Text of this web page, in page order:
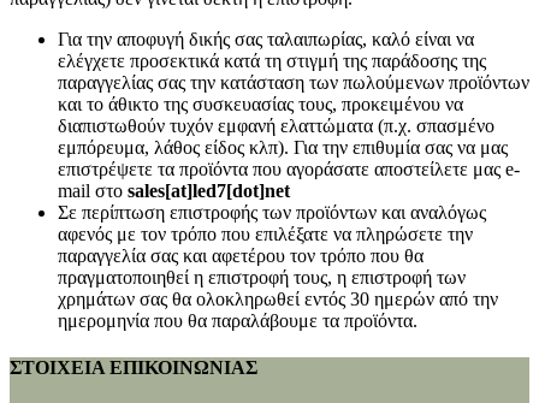
Για την αποφυγή δικής σας ταλαιπωρίας, καλό είναι να
ελέγχετε προσεκτικά κατά τη στιγμή της παράδοσης της
παραγγελίας σας την κατάσταση των πωλούμενων προϊόντων
και το άθικτο της συσκευασίας τους, προκειμένου να
διαπιστωθούν τυχόν εμφανή ελαττώματα (π.χ. σπασμένο
εμπόρευμα, λάθος είδος κλπ). Για την επιθυμία σας να μας
επιστρέψετε τα προϊόντα που αγοράσατε αποστείλετε μας e-
mail στο sales[at]led7[dot]net
Σε περίπτωση επιστροφής των προϊόντων και αναλόγως
αφενός με τον τρόπο που επιλέξατε να πληρώσετε την
παραγγελία σας και αφετέρου τον τρόπο που θα
πραγματοποιηθεί η επιστροφή τους, η επιστροφή των
χρημάτων σας θα ολοκληρωθεί εντός 30 ημερών από την
ημερομηνία που θα παραλάβουμε τα προϊόντα.
ΣΤΟΙΧΕΙΑ ΕΠΙΚΟΙΝΩΝΙΑΣ